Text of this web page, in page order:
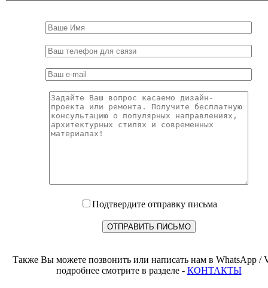
Подтвердите отправку письма
Также Вы можете позвонить или написать нам в WhatsApp /
подробнее смотрите в разделе - КОНТАКТЫ